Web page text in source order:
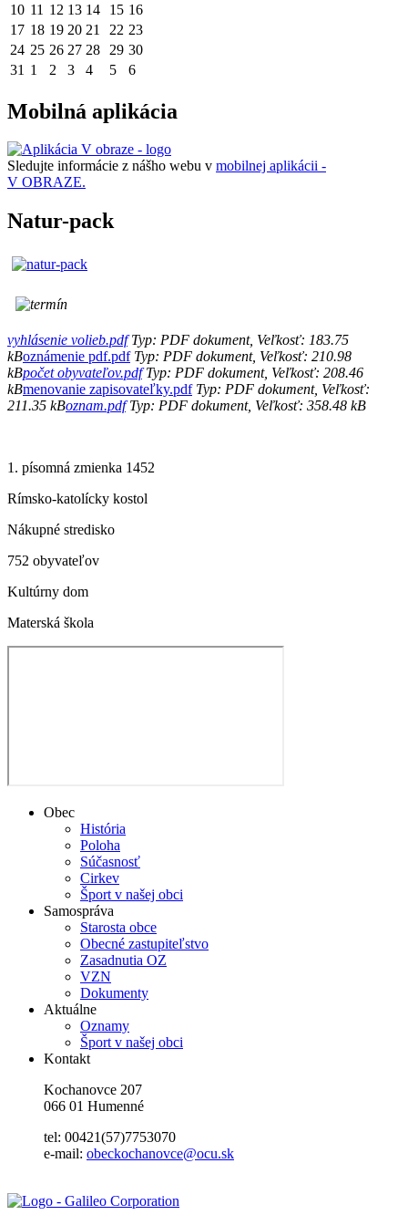
10 11 12 13 14 15 16
17 18 19 20 21 22 23
24 25 26 27 28 29 30
31 1 2 3 4 5 6
Mobilná aplikácia
Sledujte informácie z nášho webu v mobilnej aplikácii -
V OBRAZE.
Natur-pack
vyhlásenie volieb.pdfTyp: PDF dokument, Veľkosť: 183.75
kBoznámenie pdf.pdfTyp: PDF dokument, Veľkosť: 210.98
kBpočet obyvateľov.pdfTyp: PDF dokument, Veľkosť: 208.46
kBmenovanie zapisovateľky.pdfTyp: PDF dokument, Veľkosť:
211.35 kBoznam.pdfTyp: PDF dokument, Veľkosť: 358.48 kB
1. písomná zmienka 1452
Rímsko-katolícky kostol
Nákupné stredisko
752 obyvateľov
Kultúrny dom
Materská škola
Obec
História
Poloha
Súčasnosť
Cirkev
Šport v našej obci
Samospráva
Starosta obce
Obecné zastupiteľstvo
Zasadnutia OZ
VZN
Dokumenty
Aktuálne
Oznamy
Šport v našej obci
Kontakt
Kochanovce 207
066 01 Humenné
tel: 00421(57)7753070
e-mail: obeckochanovce@ocu.sk